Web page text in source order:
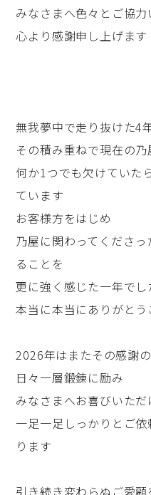
みなさまへ色々とご協
心より感謝申し上げます
無我夢中で走り抜けた4
その積み重ねで現在の乃
何か1つでも欠けていた
ています
お客様方をはじめ
乃屋に関わってくださ
ることを
更に強く感じた一年でし
本当に本当にありがとう
2026年はまたその感謝
日々一層鍛錬に励み
みなさまへお喜びいただ
一足一足しっかりとご
ります
引き続き変わらぬご愛顧